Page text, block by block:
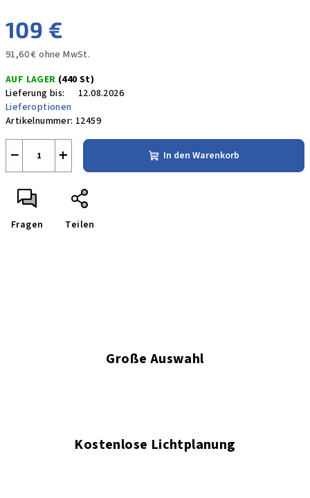
109 €
91,60 € ohne MwSt.
AUF LAGER (440 St)
Lieferung bis:
12.08.2026
Lieferoptionen
Artikelnummer: 12459
+
− In den Warenkorb
Fragen Teilen
Große Auswahl
Kostenlose Lichtplanung